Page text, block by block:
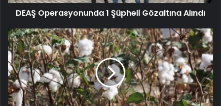
DEAŞ Operasyonunda 1 Şüpheli Gözaltına Alındı